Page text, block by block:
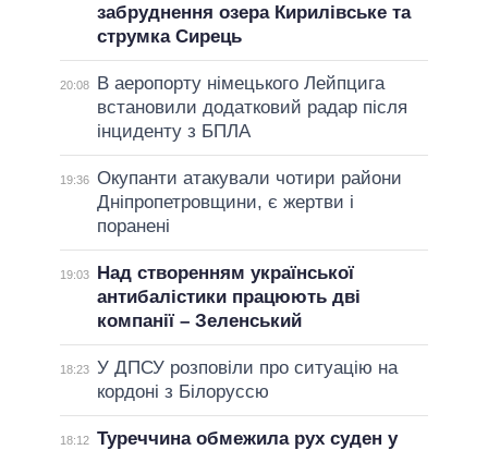
забруднення озера Кирилівське та
струмка Сирець
20:08
В аеропорту німецького Лейпцига
встановили додатковий радар після
інциденту з БПЛА
19:36 Окупанти атакували чотири райони
Дніпропетровщини, є жертви і
поранені
19:03
Над створенням української
антибалістики працюють дві
компанії – Зеленський
18:23 У ДПСУ розповіли про ситуацію на
кордоні з Білоруссю
18:12 Туреччина обмежила рух суден у